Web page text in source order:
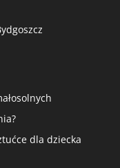
dla dziecka